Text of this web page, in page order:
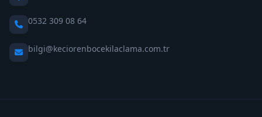
0532 309 08 64
bilgi@keciorenbocekilaclama.com.tr